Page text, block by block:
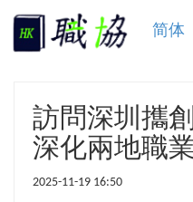
简体
訪問深圳攜
深化兩地職
2025-11-19 16:50